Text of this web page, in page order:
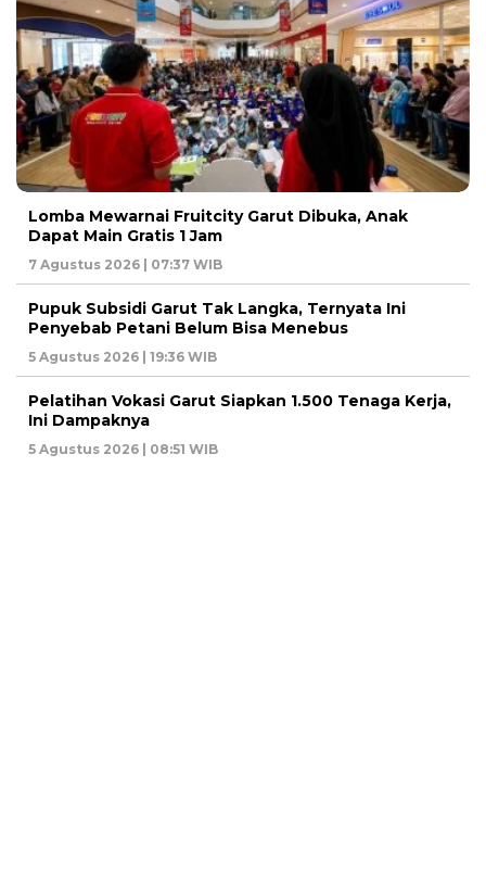
Lomba Mewarnai Fruitcity Garut Dibuka, Anak
Dapat Main Gratis 1 Jam
7 Agustus 2026 | 07:37 WIB
Pupuk Subsidi Garut Tak Langka, Ternyata Ini
Penyebab Petani Belum Bisa Menebus
5 Agustus 2026 | 19:36 WIB
Pelatihan Vokasi Garut Siapkan 1.500 Tenaga Kerja,
Ini Dampaknya
5 Agustus 2026 | 08:51 WIB